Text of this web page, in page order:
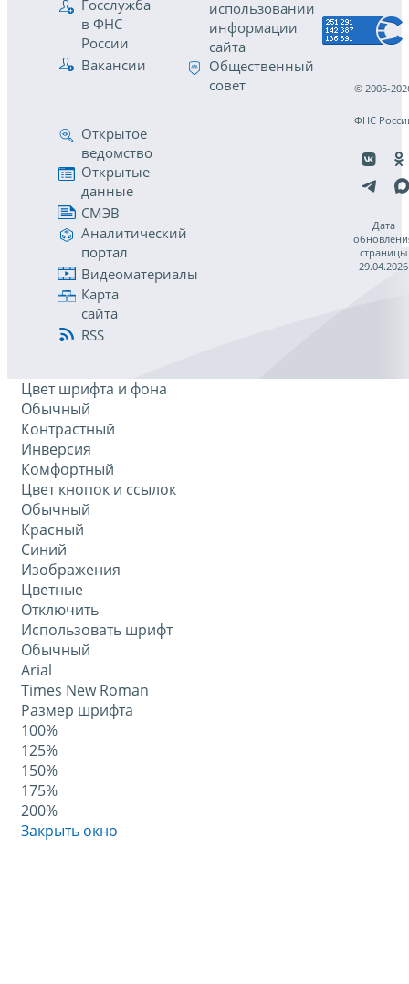
Госслужба
в ФНС
России
Вакансии
использовании
информации
сайта
Общественный
совет
Открытое
ведомство
Открытые
данные
СМЭВ
Аналитический
портал
Видеоматериалы
Карта
сайта
RSS
© 2005-
ФНС
Дата
страницы
29.04.2026
Цвет шрифта и фона
Обычный
Контрастный
Инверсия
Комфортный
Цвет кнопок и ссылок
Обычный
Красный
Синий
Изображения
Цветные
Отключить
Использовать шрифт
Обычный
Arial
Times New Roman
Размер шрифта
100%
125%
150%
175%
200%
Закрыть окно